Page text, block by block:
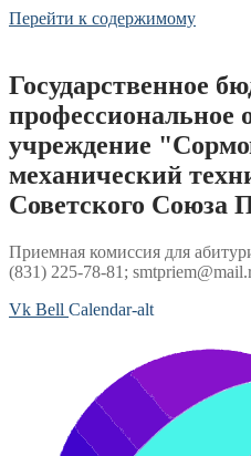
Перейти к содержимому
Государственное
профессиональное
учреждение
механический
Советского Союза
Приемная комиссия для
(831) 225-78-81;
Vk Bell Calendar-alt